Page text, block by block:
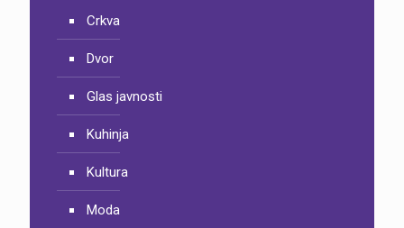
Crkva
Dvor
Glas javnosti
Kuhinja
Kultura
Moda